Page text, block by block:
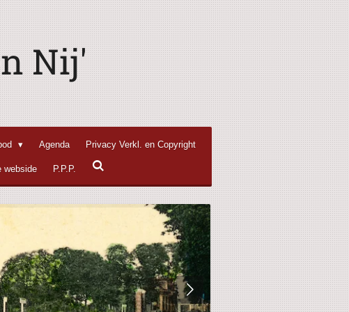
Nij'
Agenda Privacy Verkl. en Copyright
webside P.P.P.